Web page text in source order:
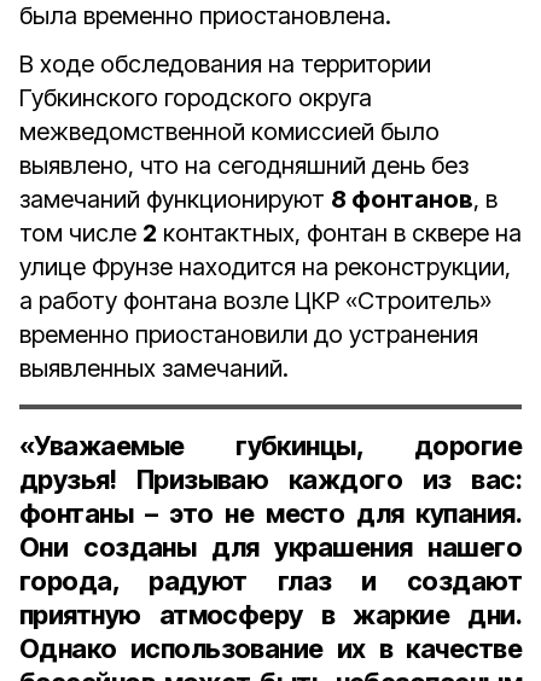
была временно приостановлена.
В ходе обследования на территории
Губкинского городского округа
межведомственной комиссией было
выявлено, что на сегодняшний день без
замечаний функционируют 8 фонтанов, в
том числе 2 контактных, фонтан в сквере на
улице Фрунзе находится на реконструкции,
а работу фонтана возле ЦКР «Строитель»
временно приостановили до устранения
выявленных замечаний.
«Уважаемые губкинцы, дорогие
друзья! Призываю каждого из вас:
фонтаны – это не место для купания.
Они созданы для украшения нашего
города, радуют глаз и создают
приятную атмосферу в жаркие дни.
Однако использование их в качестве